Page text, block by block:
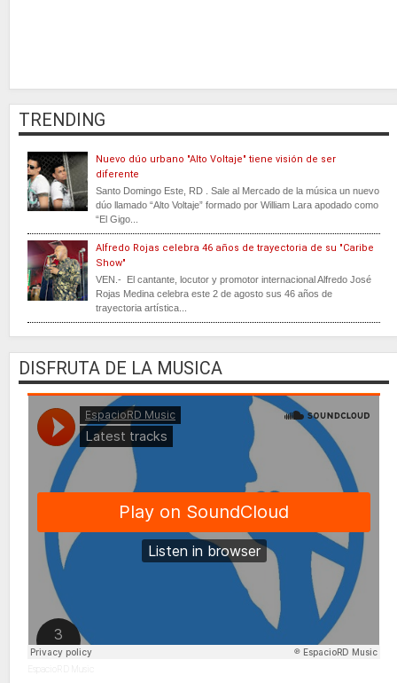
TRENDING
Nuevo dúo urbano "Alto Voltaje" tiene visión de ser
diferente
Santo Domingo Este, RD . Sale al Mercado de la música un nuevo
dúo llamado “Alto Voltaje” formado por William Lara apodado como
“El Gigo...
Alfredo Rojas celebra 46 años de trayectoria de su "Caribe
Show"
VEN.- El cantante, locutor y promotor internacional Alfredo José
Rojas Medina celebra este 2 de agosto sus 46 años de
trayectoria artística...
DISFRUTA DE LA MUSICA